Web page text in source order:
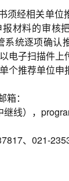
须经相关单位
材料的审核
系统逐项确认
电子扫描件上
个推荐单位申
：
线），
、021-